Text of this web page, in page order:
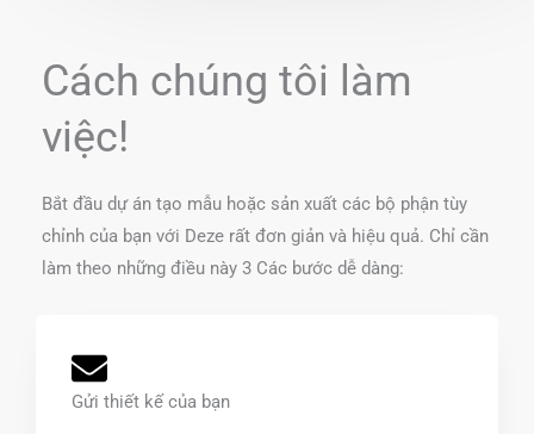
Cách chúng tôi làm
việc!
Bắt đầu dự án tạo mẫu hoặc sản xuất các bộ phận tùy
chỉnh của bạn với Deze rất đơn giản và hiệu quả. Chỉ cần
làm theo những điều này 3 Các bước dễ dàng:
Gửi thiết kế của bạn